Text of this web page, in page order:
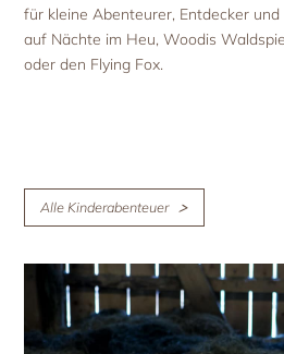
für kleine Abenteurer, Entdecker
auf Nächte im Heu, Woodis
oder den Flying Fox.
Alle Kinderabenteuer